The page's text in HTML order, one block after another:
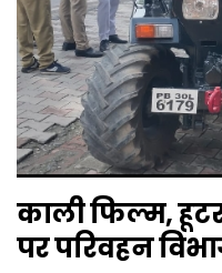
काली फिल्म,
पर परिवहन